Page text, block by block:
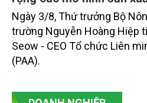
Chia sẻ kinh nghiệm,
rộng các mô hình sản
Ngày 3/8, Thứ trưởng Bộ
trường Nguyễn Hoàng Hiệp
Seow - CEO Tổ chức Liên